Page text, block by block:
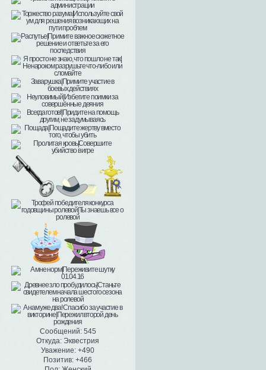
Сообщений:545
Откуда: Эквестрия
Уважение: +490
Позитив: +466